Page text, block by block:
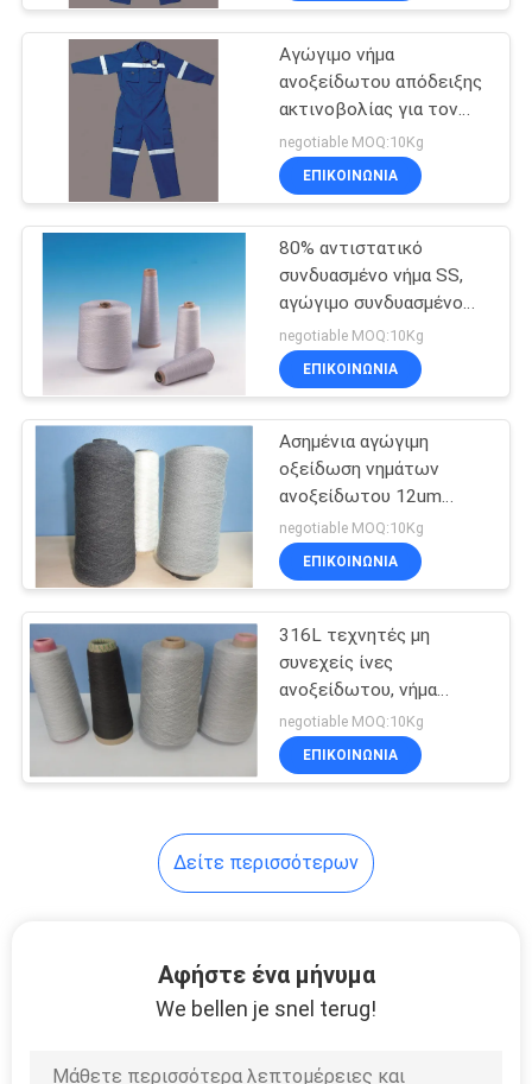
Filamento Continuo
Αγώγιμο
Masterbatch
37
Αγώγιμο νήμα
καυστήρας ινών
Αγώγιμο νήμα
ανοξείδωτου απόδειξης
ακτινοβολίας για τον
ιματισμό Prgenant
negotiable MOQ:10Kg
ΕΠΙΚΟΙΝΩΝΙΑ
80% αντιστατικό
συνδυασμένο νήμα SS,
αγώγιμο συνδυασμένο
νήμα πολυεστέρα 20%
negotiable MOQ:10Kg
ΕΠΙΚΟΙΝΩΝΙΑ
Ασημένια αγώγιμη
οξείδωση νημάτων
ανοξείδωτου 12um
ROHS ανθεκτική
negotiable MOQ:10Kg
ΕΠΙΚΟΙΝΩΝΙΑ
316L τεχνητές μη
συνεχείς ίνες
ανοξείδωτου, νήμα
συστροφής ινών
μετάλλων ROHS
negotiable MOQ:10Kg
ΕΠΙΚΟΙΝΩΝΙΑ
Δείτε περισσότερων
Αφήστε ένα μήνυμα
We bellen je snel terug!